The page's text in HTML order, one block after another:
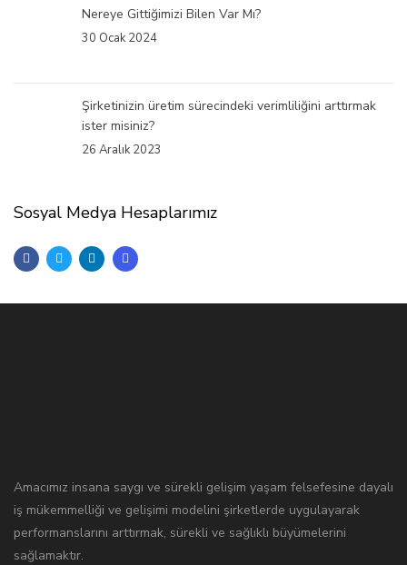
Nereye Gittiğimizi Bilen Var Mı?
30 Ocak 2024
Şirketinizin üretim sürecindeki verimliliğini arttırmak
ister misiniz?
26 Aralık 2023
Sosyal Medya Hesaplarımız
Amacımız insana saygı ve sürekli gelişim yaşam felsefesine dayalı
iş mükemmelliği ve gelişimi modelini şirketlerde uygulayarak
performanslarını arttırmak, sürekli ve sağlıklı büyümelerini
sağlamaktır.